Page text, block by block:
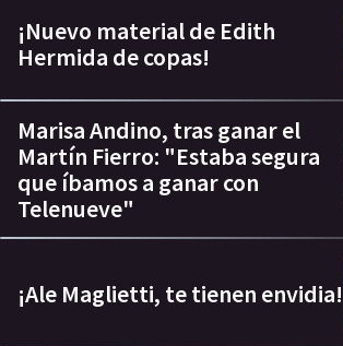
¡Nuevo material de Edith
Hermida de copas!
Marisa Andino, tras ganar el
Martín Fierro: "Estaba segura
que íbamos a ganar con
Telenueve"
¡Ale Maglietti, te tienen envidia!